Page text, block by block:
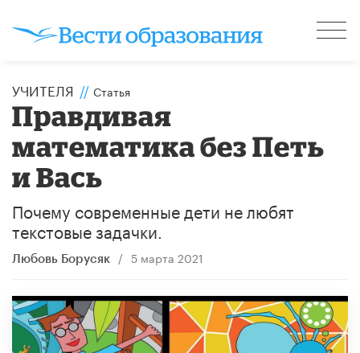
УЧИТЕЛЯ // Статья
Правдивая
математика без Петь
и Вась
Почему современные дети не любят
текстовые задачки.
Любовь Борусяк / 5 марта 2021